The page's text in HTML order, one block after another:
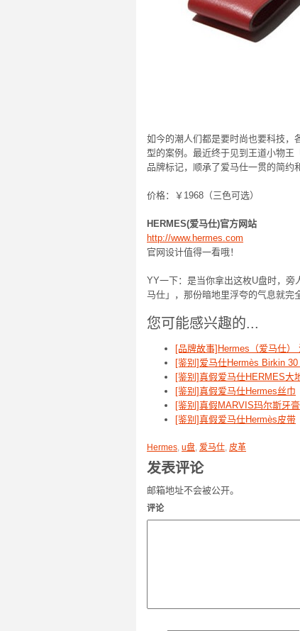
如今的潮人们都是要时尚也要科技，
型的案例。最近终于见到王道小物王
品牌标记，顺承了爱马仕一贯的简约
价格：￥1968（三色可选）
HERMES(爱马仕)官方网站
http://www.hermes.com
官网设计值得一看哦！
YY一下：是当你拿出这枚U盘时，旁
马仕」，那份暗地里浮夸的气息就完
您可能感兴趣的...
[品牌故事]Hermes（爱马仕）
[鉴别]爱马仕Hermès Birkin
[鉴别]真假爱马仕HERMES大
[鉴别]真假爱马仕Hermes丝巾
[鉴别]真假MARVIS玛尔斯牙膏
[鉴别]真假爱马仕Hermès皮带
Hermes, u盘, 爱马仕, 皮革
发表评论
邮箱地址不会被公开。
评论